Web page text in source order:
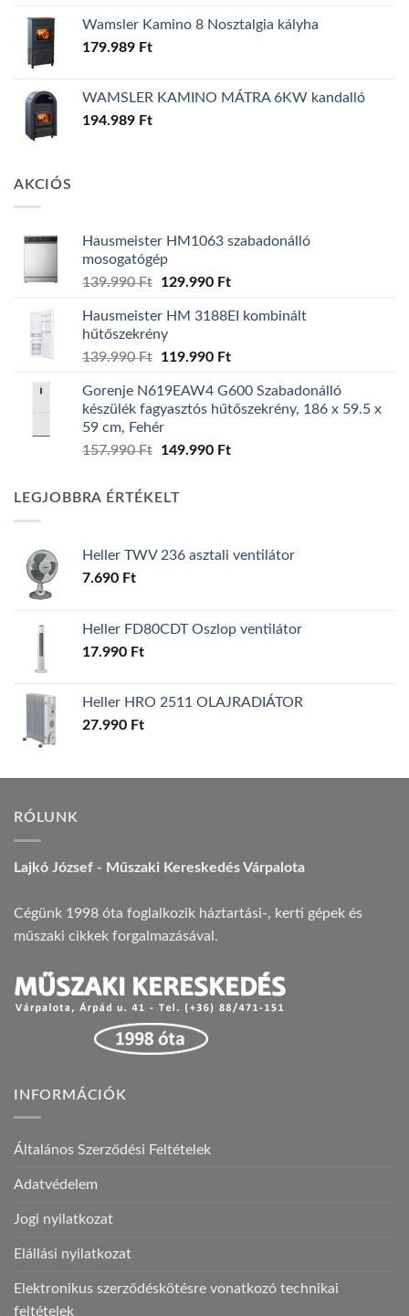
Wamsler Kamino 8 Nosztalgia kályha
179.989 Ft
WAMSLER KAMINO MÁTRA 6KW kandalló
194.989 Ft
AKCIÓS
Hausmeister HM1063 szabadonálló
mosogatógép
139.990Ft
Original
was:
139.990 Ft.
129.990 FtCurrent
is:
Hausmeister HM 3188EI kombinált
hűtőszekrény
139.990Ft
Original
was:
139.990 Ft.
119.990 FtCurrent
is:
119.990 Ft.
Gorenje N619EAW4 G600 Szabadonálló
készülék fagyasztós hűtőszekrény, 186 x 59.5 x
59 cm, Fehér
157.990Ft
Original
157.990 Ft.
149.990 FtCurrent
LEGJOBBRA ÉRTÉKELT
Heller TWV 236 asztali ventilátor
7.690 Ft
Heller FD80CDT Oszlop ventilátor
17.990 Ft
Heller HRO 2511 OLAJRADIÁTOR
27.990 Ft
RÓLUNK
Lajkó József - Műszaki Kereskedés Várpalota
Cégünk 1998 óta foglalkozik háztartási-, kerti gépek és
műszaki cikkek forgalmazásával.
INFORMÁCIÓK
Általános Szerződési Feltételek
Adatvédelem
Jogi nyilatkozat
Elállási nyilatkozat
Elektronikus szerződéskötésre vonatkozó technikai
feltételek